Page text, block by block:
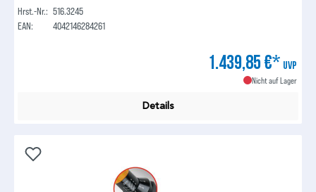
Hrst.-Nr.: 516.3245
EAN:
4042146284261
1.439,85 €* UVP
Nicht auf Lager
Details